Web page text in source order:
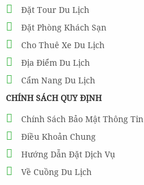
Đặt Tour Du Lịch
Đặt Phòng Khách Sạn
Cho Thuê Xe Du Lịch
Địa Điểm Du Lịch
Cẩm Nang Du Lịch
CHÍNH SÁCH QUY ĐỊNH
Chính Sách Bảo Mật Thông Tin
Điều Khoản Chung
Hướng Dẫn Đặt Dịch Vụ
Về Cuồng Du Lịch